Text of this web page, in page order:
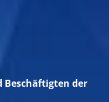
Beschäftigten der